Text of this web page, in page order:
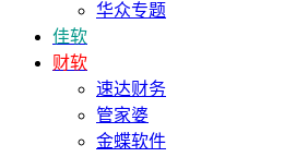
华众专题
佳软
财软
速达财务
管家婆
金蝶软件